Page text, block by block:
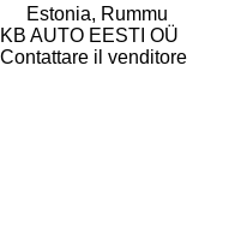
Estonia, Rummu
KB AUTO EESTI OÜ
Contattare il venditore